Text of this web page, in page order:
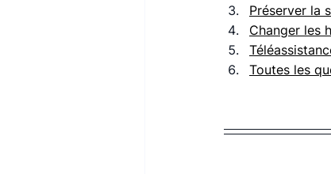
Préserver la
Changer les
Toutes les